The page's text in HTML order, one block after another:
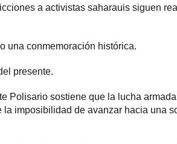
a activistas saharauis siguen
una conmemoración histórica.
presente.
Polisario sostiene que la lucha
imposibilidad de avanzar hacia una